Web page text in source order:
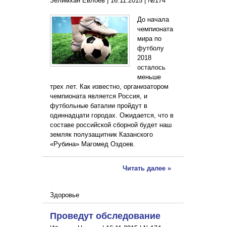
До начала
чемпионата
мира по
футболу
2018
осталось
меньше
трех лет. Как известно, организатором
чемпионата является Россия, и
футбольные баталии пройдут в
одиннадцати городах. Ожидается, что в
составе российской сборной будет наш
земляк полузащитник Казанского
«Рубина» Магомед Оздоев.
Читать далее »
Здоровье
Проведут обследование